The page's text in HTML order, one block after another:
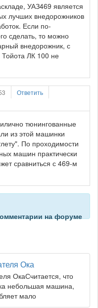
УАЗ469 является
лучших внедорожников
Если по-
сделать, то можно
внедорожник, с
ЛК 100 не
Ответить
тюнингованные
из этой машинки
По проходимости
машин практически
сравниться с 469-м
на форуме
Ока
ОкаСчитается, что
небольшая машина,
мало